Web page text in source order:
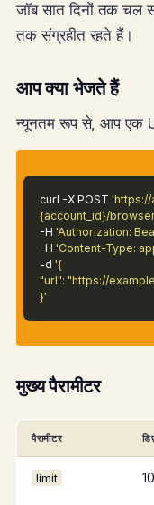
जॉब सात दिनों तक चल
तक संग्रहीत रहते हैं।
आप क्या भेजते हैं
न्यूनतम रूप से, आप एक
curl -X POST 'https://
{account_id}/
-H 'Authorization:
-H 'Content-Type:
-d '{
"url": "https://
}'
मुख्य पैरामीटर
पैरामीटर
limit 10